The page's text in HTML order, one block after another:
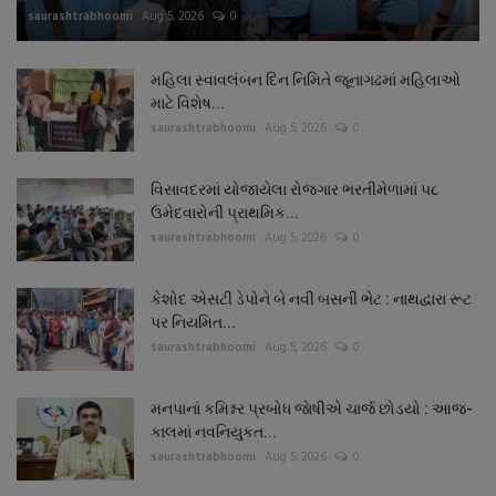
saurashtrabhoomi Aug 5, 2026 0
મહિલા સ્વાવલંબન દિન નિમિતે જૂનાગઢમાં મહિલાઓ
માટે વિશેષ...
saurashtrabhoomi Aug 5, 2026 0
વિસાવદરમાં યોજાયેલા રોજગાર ભરતીમેળામાં ૫૮
ઉમેદવારોની પ્રાથમિક...
saurashtrabhoomi Aug 5, 2026 0
કેશોદ એસટી ડેપોને બે નવી બસની ભેટ : નાથદ્વારા રૂટ
પર નિયમિત...
saurashtrabhoomi Aug 5, 2026 0
મનપાનાં કમિશ્નર પ્રબોધ જાેષીએ ચાર્જ છોડયો : આજ-
કાલમાં નવનિયુકત...
saurashtrabhoomi Aug 5, 2026 0